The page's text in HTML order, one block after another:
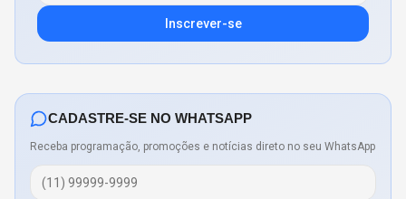
Inscrever-se
CADASTRE-SE NO WHATSAPP
Receba programação, promoções e notícias direto no seu WhatsApp